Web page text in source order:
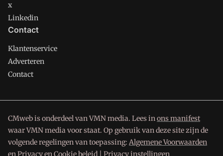
x
Linkedin
Contact
Klantenservice
Adverteren
Contact
CMweb is onderdeel van VMN media. Lees inons manifest
waar VMN media voor staat. Op gebruik van deze site zijn de
volgende regelingen van toepassing: Algemene Voorwaarden
en Privacy en Cookie beleid Privacy instellingen